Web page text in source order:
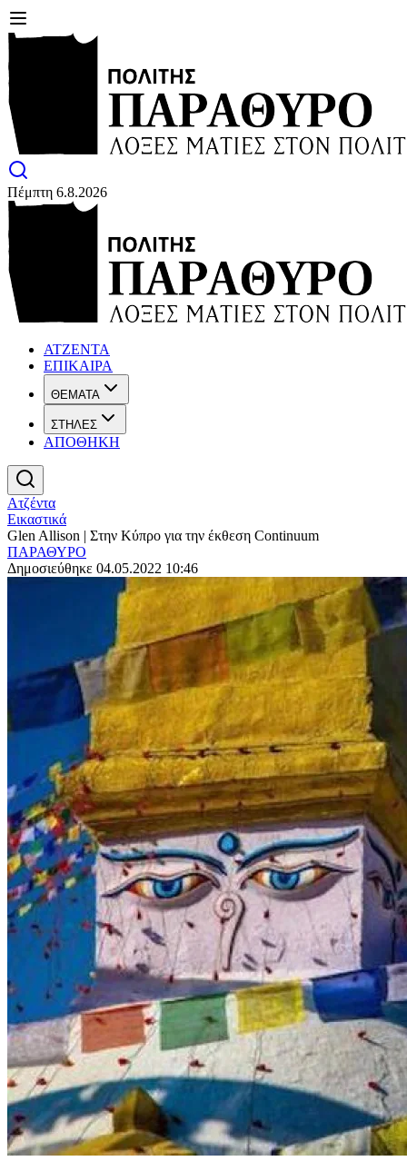
Πέμπτη 6.8.2026
ΑΤΖΕΝΤΑ
ΕΠΙΚΑΙΡΑ
ΘΕΜΑΤΑ
ΣΤΗΛΕΣ
ΑΠΟΘΗΚΗ
Ατζέντα
Εικαστικά
Glen Allison | Στην Κύπρο για την έκθεση Continuum
ΠΑΡΑΘΥΡΟ
Δημοσιεύθηκε 04.05.2022 10:46